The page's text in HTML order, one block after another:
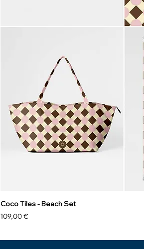
Coco Tiles - Beach Set
Prezzo
109,00 €